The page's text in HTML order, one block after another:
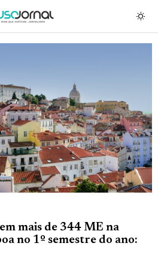
mais de 344 ME na
no 1º semestre do ano: